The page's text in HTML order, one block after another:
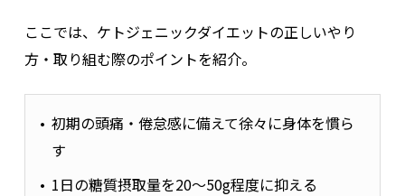
ここでは、ケトジェニックダイエットの正しいやり
方・取り組む際のポイントを紹介。
初期の頭痛・倦怠感に備えて徐々に身体を慣ら
す
1日の糖質摂取量を20〜50g程度に抑える